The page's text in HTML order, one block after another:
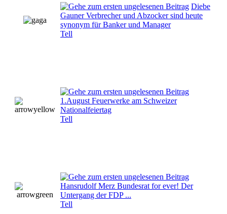
Diebe
Gauner Verbrecher und Abzocker sind heute
synonym für Banker und Manager
Tell
1.August Feuerwerke am Schweizer
Nationalfeiertag
Tell
Hansrudolf Merz Bundesrat for ever! Der
Untergang der FDP ...
Tell